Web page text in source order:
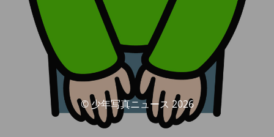
© 少年写真ニュース 2026